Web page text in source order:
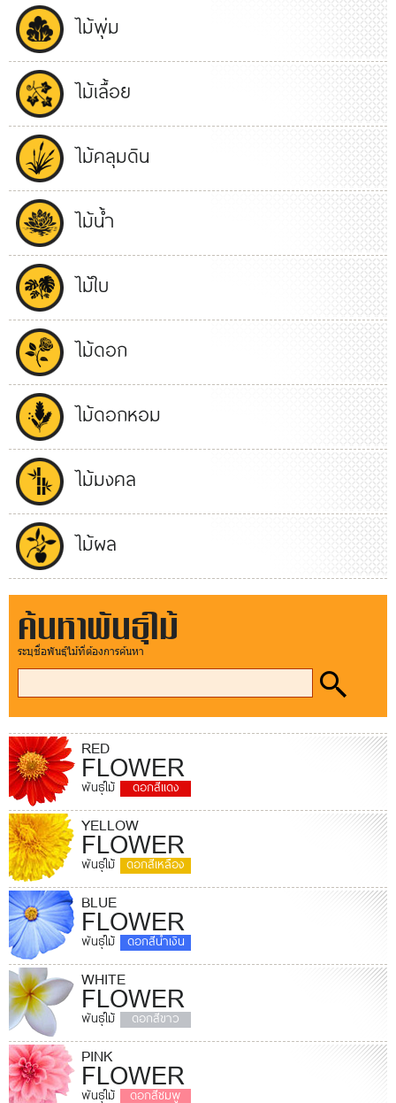
ไม้พุ่ม
ไม้เลื้อย
ไม้คลุมดิน
ไม้น้ำ
ไม้ใบ
ไม้ดอก
ไม้ดอกหอม
ไม้มงคล
ไม้ผล
ค้นหาพันธุ์ไม้
ระบุชื่อพันธุ์ไม้ที่ต้องการค้นหา
RED
FLOWER
พันธุ์ไม้ ดอกสีแดง
YELLOW
FLOWER
พันธุ์ไม้ ดอกสีเหลือง
BLUE
FLOWER
พันธุ์ไม้ ดอกสีน้ำเงิน
WHITE
FLOWER
พันธุ์ไม้ ดอกสีขาว
PINK
FLOWER
พันธุ์ไม้ ดอกสีชมพู